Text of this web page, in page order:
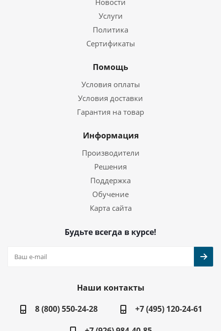
Новости
Услуги
Политика
Сертификаты
Помощь
Условия оплаты
Условия доставки
Гарантия на товар
Информация
Производители
Решения
Поддержка
Обучение
Карта сайта
Будьте всегда в курсе!
Наши контакты
8 (800) 550-24-28
+7 (495) 120-24-61